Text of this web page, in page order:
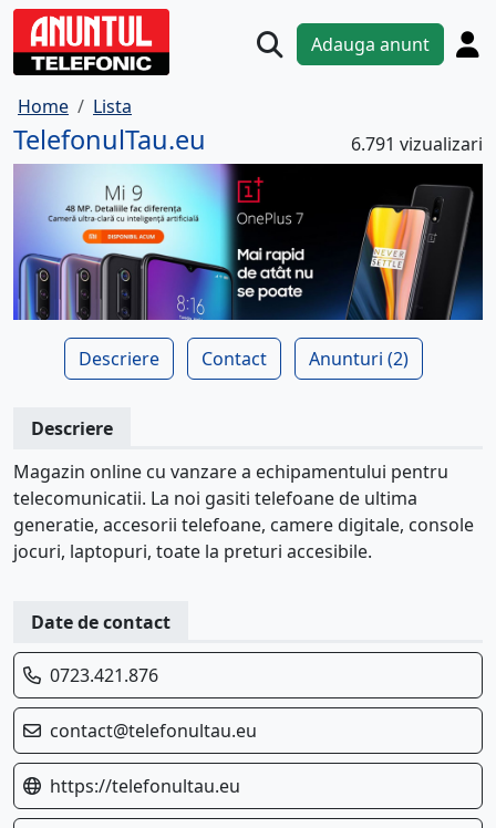
Adauga anunt
Home Lista
TelefonulTau.eu 6.791 vizualizari
Descriere Contact Anunturi (2)
Descriere
Magazin online cu vanzare a echipamentului pentru
telecomunicatii. La noi gasiti telefoane de ultima
generatie, accesorii telefoane, camere digitale, console
jocuri, laptopuri, toate la preturi accesibile.
Date de contact
0723.421.876
contact@telefonultau.eu
https://telefonultau.eu